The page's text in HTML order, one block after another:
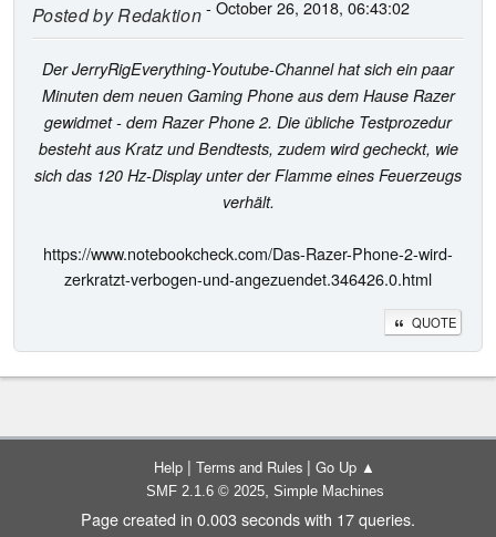
Posted byRedaktion- October 26, 2018, 06:43:02
Der JerryRigEverything-Youtube-Channel hat sich ein paar
Minuten dem neuen Gaming Phone aus dem Hause Razer
gewidmet - dem Razer Phone 2. Die übliche Testprozedur
besteht aus Kratz und Bendtests, zudem wird gecheckt, wie
sich das 120 Hz-Display unter der Flamme eines Feuerzeugs
verhält.
https://www.notebookcheck.com/Das-Razer-Phone-2-wird-
zerkratzt-verbogen-und-angezuendet.346426.0.html
QUOTE
Help | Terms and Rules | Go Up ▲
SMF 2.1.6 © 2025, Simple Machines
Page created in 0.003 seconds with 17 queries.